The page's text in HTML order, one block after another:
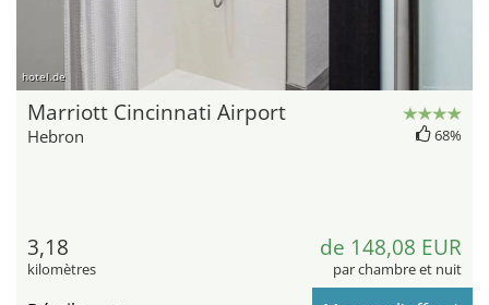
hotel.de
Marriott Cincinnati Airport
Hebron 68%
3,18
kilomètres
de 148,08 EUR
par chambre et nuit